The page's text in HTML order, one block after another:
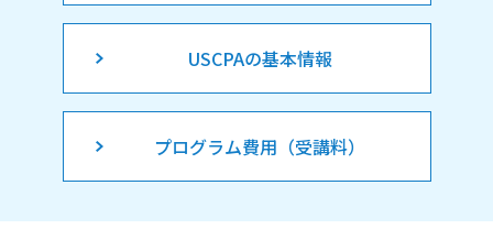
USCPAの基本情報
プログラム費用（受講料）